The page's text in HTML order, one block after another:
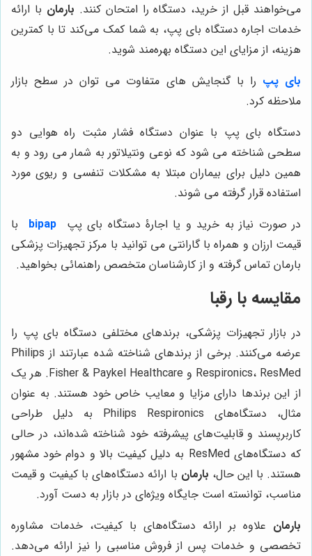
می‌خواهند قبل از خرید، دستگاه را امتحان کنند. بارمان با ارائه
خدمات اجاره دستگاه بای پپ، به شما کمک می‌کند تا با کمترین
هزینه، از مزایای این دستگاه بهره‌مند شوید.
بای پپ را با گنجایش های متفاوت می توان در سطح بازار
ملاحظه کرد.
دستگاه بای پپ با عنوان دستگاه فشار مثبت راه هوایی دو
سطحی شناخته می شود که نوعی ونتیلاتور به شمار می رود و به
همین دلیل برای بیماران مبتلا به مشکلات تنفسی و ریوی مورد
استفاده قرار گرفته می شوند.
در صورت نیاز به خرید و یا اجارۀ دستگاه بای پپ
bipap
با
قیمت ارزان و همراه با گارانتی می توانید با مرکز تجهیزات پزشکی
بارمان تماس گرفته و از کارشناسان متخصص راهنمائی بخواهید.
مقایسه با رقبا
در بازار تجهیزات پزشکی، برندهای مختلفی دستگاه بای پپ را
عرضه می‌کنند. برخی از برندهای شناخته شده عبارتند از Philips
Respironics، ResMed و Fisher & Paykel Healthcare. هر یک
از این برندها دارای مزایا و معایب خاص خود هستند. به عنوان
مثال، دستگاه‌های Philips Respironics به دلیل طراحی
کاربرپسند و قابلیت‌های پیشرفته خود شناخته شده‌اند، در حالی
که دستگاه‌های ResMed به دلیل کیفیت بالا و دوام خود مشهور
هستند. با این حال، بارمان با ارائه دستگاه‌های با کیفیت و قیمت
مناسب، توانسته است جایگاه ویژه‌ای در بازار به دست آورد.
بارمان علاوه بر ارائه دستگاه‌های با کیفیت، خدمات مشاوره
تخصصی و خدمات پس از فروش مناسبی را نیز ارائه می‌دهد.